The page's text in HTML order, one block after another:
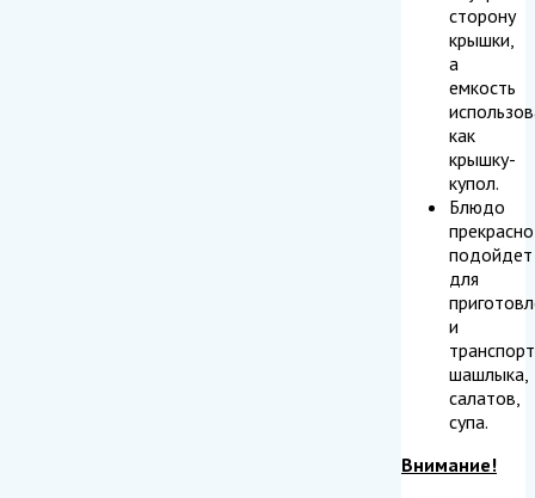
сторону
крышки,
а
емкость
как
крышку-
купол.
Блюдо
прекрасно
подойдет
для
и
шашлыка,
салатов,
супа.
Внимание!